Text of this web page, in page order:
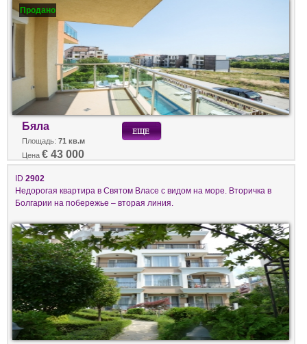
Продано
Бяла
Площадь: 71 кв.м
Цена € 43 000
ID 2902
Недорогая квартира в Святом Власе с видом на море. Вторичка в
Болгарии на побережье – вторая линия.